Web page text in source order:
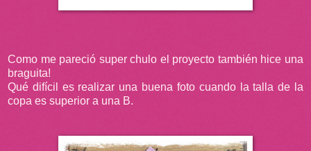
Como me pareció super chulo el proyecto también hice una
braguita!
Qué difícil es realizar una buena foto cuando la talla de la
copa es superior a una B.